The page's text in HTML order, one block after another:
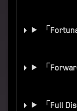
「
「
「Full